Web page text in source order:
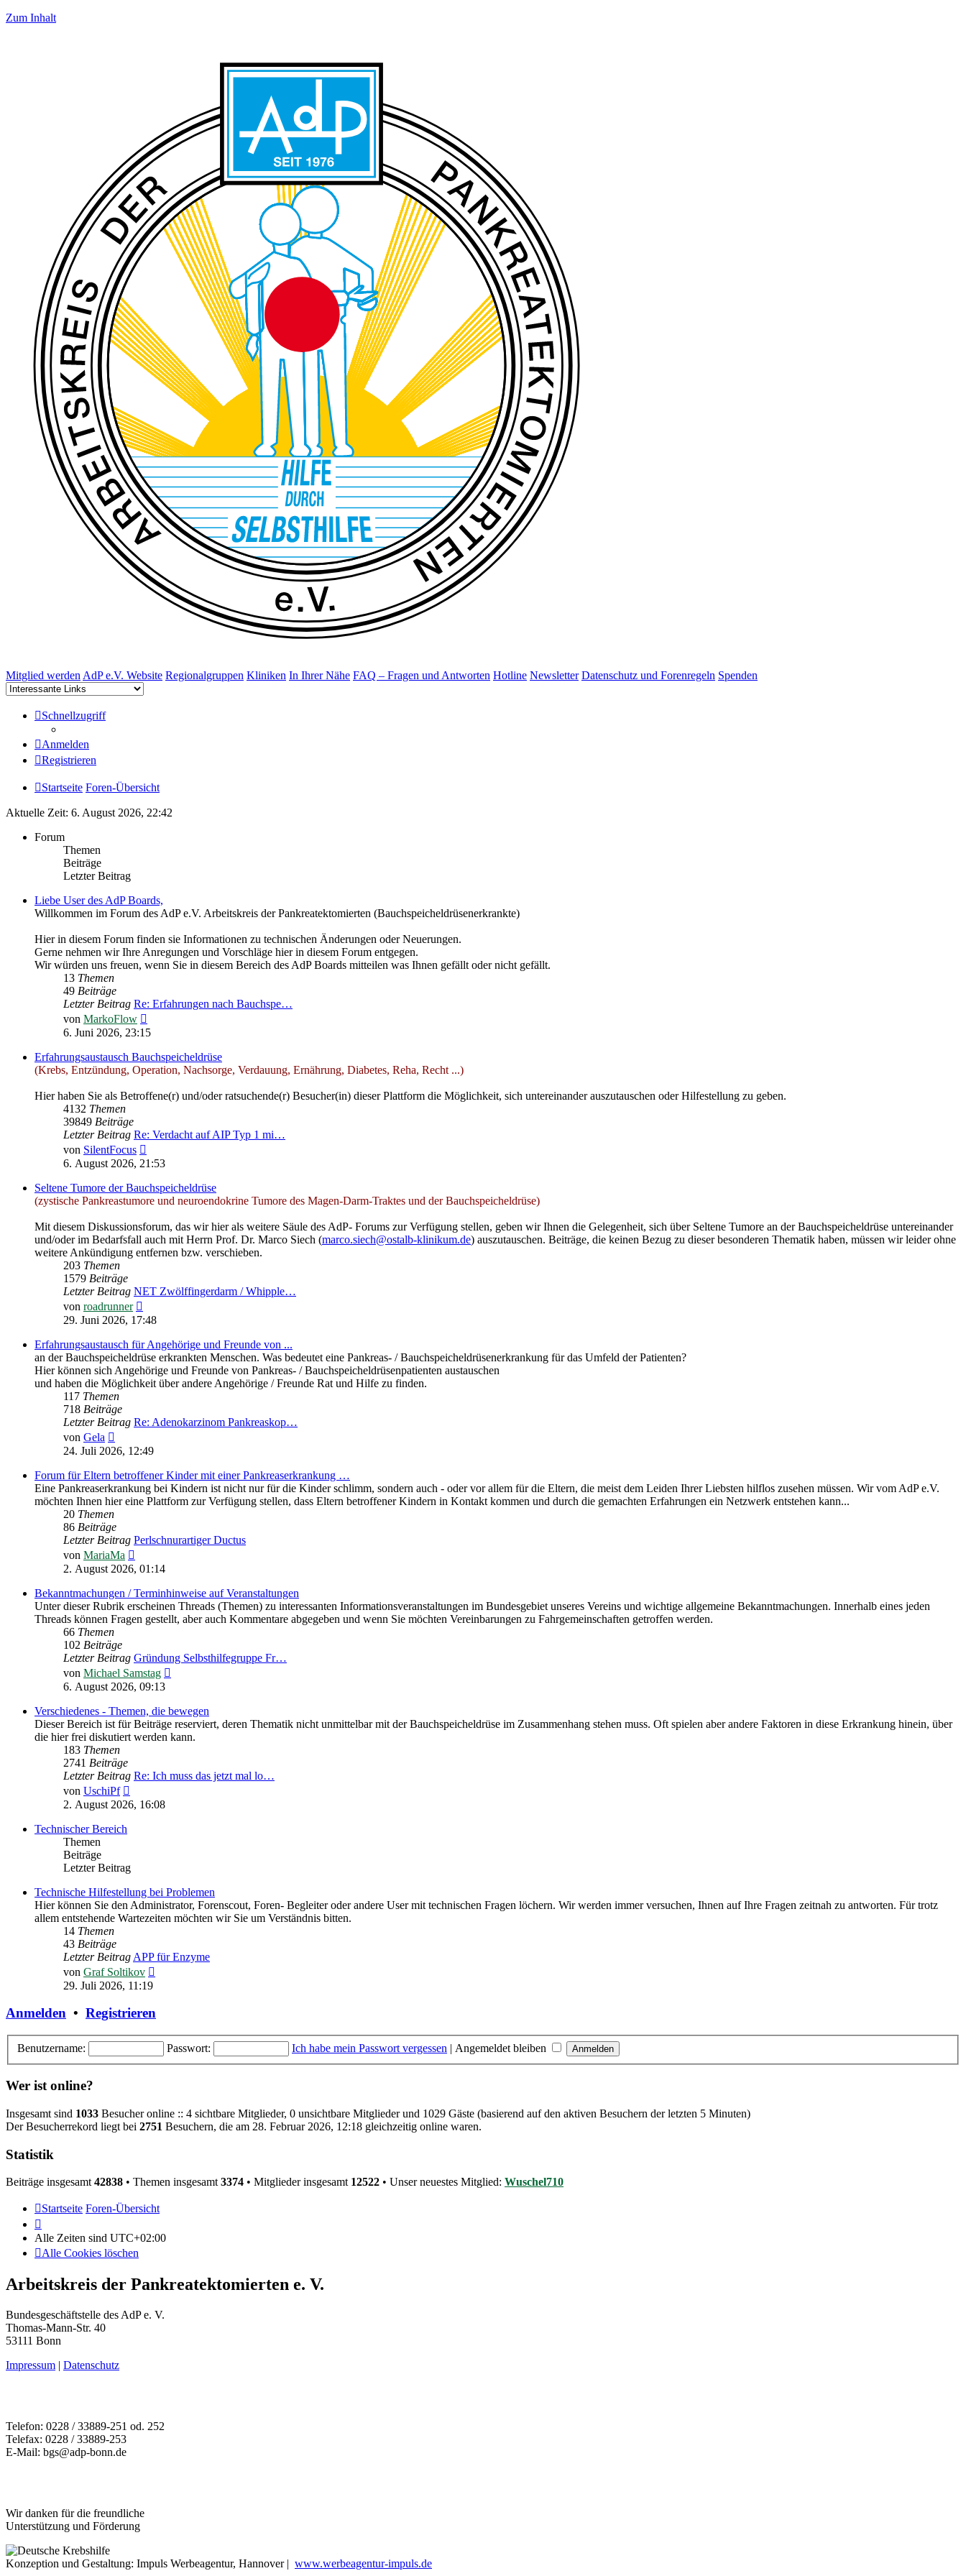
Zum Inhalt
Mitglied werden AdP e.V. Website Regionalgruppen Kliniken In Ihrer Nähe FAQ – Fragen und Antworten Hotline Newsletter Datenschutz und Forenregeln Spenden
Schnellzugriff
Anmelden
Registrieren
Startseite Foren-Übersicht
Aktuelle Zeit: 6. August 2026, 22:42
Forum
Themen
Beiträge
Letzter Beitrag
Liebe User des AdP Boards,
Willkommen im Forum des AdP e.V. Arbeitskreis der Pankreatektomierten (Bauchspeicheldrüsenerkrankte)
Hier in diesem Forum finden sie Informationen zu technischen Änderungen oder Neuerungen.
Gerne nehmen wir Ihre Anregungen und Vorschläge hier in diesem Forum entgegen.
Wir würden uns freuen, wenn Sie in diesem Bereich des AdP Boards mitteilen was Ihnen gefällt oder nicht gefällt.
13 Themen
49 Beiträge
Letzter Beitrag Re: Erfahrungen nach Bauchspe…
von MarkoFlow
Beitrag
6. Juni 2026, 23:15
Erfahrungsaustausch Bauchspeicheldrüse
(Krebs, Entzündung, Operation, Nachsorge, Verdauung, Ernährung, Diabetes, Reha, Recht ...)
Hier haben Sie als Betroffene(r) und/oder ratsuchende(r) Besucher(in) dieser Plattform die Möglichkeit, sich untereinander auszutauschen oder Hilfestellung zu geben.
4132 Themen
39849 Beiträge
Letzter Beitrag Re: Verdacht auf AIP Typ 1 mi…
von SilentFocus
Beitrag
6. August 2026, 21:53
Seltene Tumore der Bauchspeicheldrüse
(zystische Pankreastumore und neuroendokrine Tumore des Magen-Darm-Traktes und der Bauchspeicheldrüse)
Mit diesem Diskussionsforum, das wir hier als weitere Säule des AdP- Forums zur Verfügung stellen, geben wir Ihnen die Gelegenheit, sich über Seltene Tumore an der Bauchspeicheldrüse untereinander
und/oder im Bedarfsfall auch mit Herrn Prof. Dr. Marco Siech (marco.siech@ostalb-klinikum.de) auszutauschen. Beiträge, die keinen Bezug zu dieser besonderen Thematik haben, müssen wir leider ohne
weitere Ankündigung entfernen bzw. verschieben.
203 Themen
1579 Beiträge
Letzter Beitrag NET Zwölffingerdarm / Whipple…
von roadrunner
Beitrag
29. Juni 2026, 17:48
Erfahrungsaustausch für Angehörige und Freunde von ...
an der Bauchspeicheldrüse erkrankten Menschen. Was bedeutet eine Pankreas- / Bauchspeicheldrüsenerkrankung für das Umfeld der Patienten?
Hier können sich Angehörige und Freunde von Pankreas- / Bauchspeicheldrüsenpatienten austauschen
und haben die Möglichkeit über andere Angehörige / Freunde Rat und Hilfe zu finden.
117 Themen
718 Beiträge
Letzter Beitrag Re: Adenokarzinom Pankreaskop…
von Gela
Beitrag
24. Juli 2026, 12:49
Forum für Eltern betroffener Kinder mit einer Pankreaserkrankung …
Eine Pankreaserkrankung bei Kindern ist nicht nur für die Kinder schlimm, sondern auch - oder vor allem für die Eltern, die meist dem Leiden Ihrer Liebsten hilflos zusehen müssen. Wir vom AdP e.V.
möchten Ihnen hier eine Plattform zur Verfügung stellen, dass Eltern betroffener Kindern in Kontakt kommen und durch die gemachten Erfahrungen ein Netzwerk entstehen kann...
20 Themen
86 Beiträge
Letzter Beitrag Perlschnurartiger Ductus
von MariaMa
Beitrag
2. August 2026, 01:14
Bekanntmachungen / Terminhinweise auf Veranstaltungen
Unter dieser Rubrik erscheinen Threads (Themen) zu interessanten Informationsveranstaltungen im Bundesgebiet unseres Vereins und wichtige allgemeine Bekanntmachungen. Innerhalb eines jeden
Threads können Fragen gestellt, aber auch Kommentare abgegeben und wenn Sie möchten Vereinbarungen zu Fahrgemeinschaften getroffen werden.
66 Themen
102 Beiträge
Letzter Beitrag Gründung Selbsthilfegruppe Fr…
von Michael Samstag
6. August 2026, 09:13
Verschiedenes - Themen, die bewegen
Dieser Bereich ist für Beiträge reserviert, deren Thematik nicht unmittelbar mit der Bauchspeicheldrüse im Zusammenhang stehen muss. Oft spielen aber andere Faktoren in diese Erkrankung hinein, über
die hier frei diskutiert werden kann.
183 Themen
2741 Beiträge
Letzter Beitrag Re: Ich muss das jetzt mal lo…
von UschiPf
Beitrag
2. August 2026, 16:08
Technischer Bereich
Themen
Beiträge
Letzter Beitrag
Technische Hilfestellung bei Problemen
Hier können Sie den Administrator, Forenscout, Foren- Begleiter oder andere User mit technischen Fragen löchern. Wir werden immer versuchen, Ihnen auf Ihre Fragen zeitnah zu antworten. Für trotz
allem entstehende Wartezeiten möchten wir Sie um Verständnis bitten.
14 Themen
43 Beiträge
Letzter Beitrag APP für Enzyme
von Graf Soltikov
29. Juli 2026, 11:19
Anmelden • Registrieren
Benutzername: Passwort: Ich habe mein Passwort vergessen | Angemeldet bleiben
Wer ist online?
Insgesamt sind 1033 Besucher online :: 4 sichtbare Mitglieder, 0 unsichtbare Mitglieder und 1029 Gäste (basierend auf den aktiven Besuchern der letzten 5 Minuten)
Der Besucherrekord liegt bei 2751 Besuchern, die am 28. Februar 2026, 12:18 gleichzeitig online waren.
Statistik
Beiträge insgesamt42838 • Themen insgesamt3374 • Mitglieder insgesamt 12522 • Unser neuestes Mitglied: Wuschel710
Startseite Foren-Übersicht
Alle Zeiten sind UTC+02:00
Alle Cookies löschen
Arbeitskreis der Pankreatektomierten e. V.
Bundesgeschäftstelle des AdP e. V.
Thomas-Mann-Str. 40
53111 Bonn
Impressum | Datenschutz
Telefon: 0228 / 33889-251 od. 252
Telefax: 0228 / 33889-253
E-Mail: bgs@adp-bonn.de
Wir danken für die freundliche
Unterstützung und Förderung
Konzeption und Gestaltung: Impuls Werbeagentur, Hannover | www.werbeagentur-impuls.de